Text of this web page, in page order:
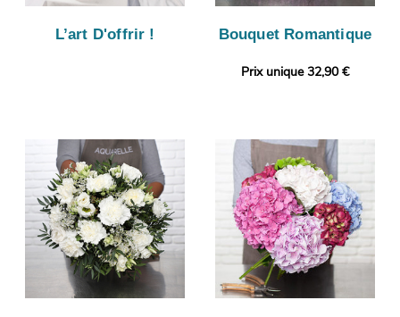
L’art D'offrir ! Bouquet Romantique
Prix unique 32,90 €